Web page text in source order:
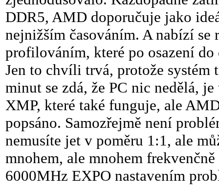
DDR5, AMD doporučuje jako
nejnižším časováním. A nabízí
profilováním, které po osazení
Jen to chvíli trvá, protože systém
minut se zdá, že PC nic nedělá,
XMP, které také funguje, ale
popsáno. Samozřejmě není
nemusíte jet v poměru 1:1, ale
mnohem, ale mnohem
6000MHz EXPO nastavením